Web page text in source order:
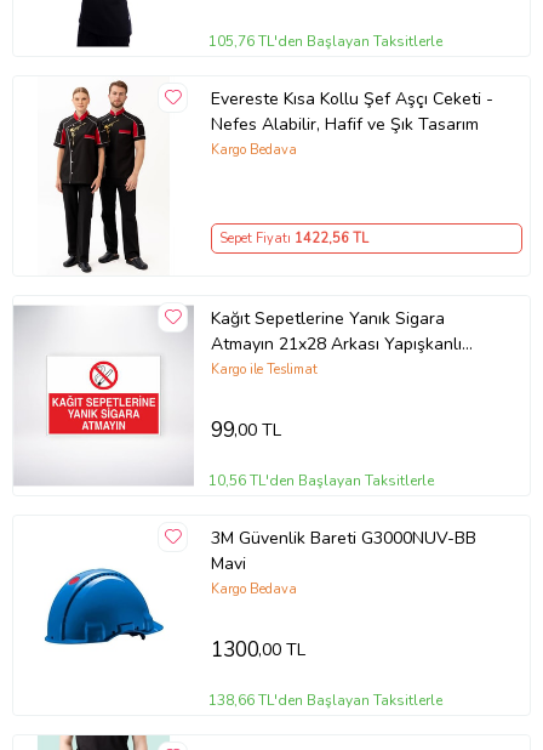
105,76 TL'den Başlayan Taksitlerle
Evereste Kısa Kollu Şef Aşçı Ceketi -
Nefes Alabilir, Hafif ve Şık Tasarım
Kargo Bedava
Sepet Fiyatı 1422,56 TL
Kağıt Sepetlerine Yanık Sigara
Atmayın 21x28 Arkası Yapışkanlı
Levha
Kargo ile Teslimat
99,00 TL
10,56 TL'den Başlayan Taksitlerle
3M Güvenlik Bareti G3000NUV-BB
Mavi
Kargo Bedava
1300,00 TL
138,66 TL'den Başlayan Taksitlerle